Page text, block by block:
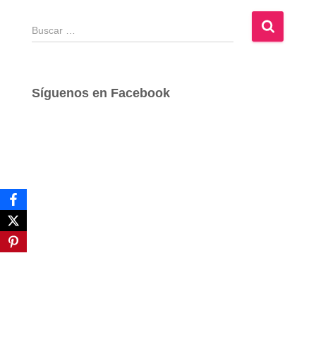
B
u
a
Síguenos en Facebook